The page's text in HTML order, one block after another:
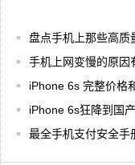
盘点手机上那些高质
手机上网变慢的原因
iPhone 6s 完整价格
iPhone 6s狂降到国
最全手机支付安全手